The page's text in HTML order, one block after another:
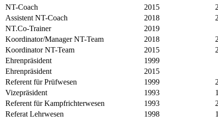
NT-Coach
2015
Assistent NT-Coach
2018
NT.Co-Trainer
2019
Koordinator/Manager NT-Team
2018
Koordinator NT-Team
2015
Ehrenpräsident
1999
Ehrenpräsident
2015
Referent für Prüfwesen
1999
Vizepräsident
1993
Referent für Kampfrichterwesen
1993
Referat Lehrwesen
1998